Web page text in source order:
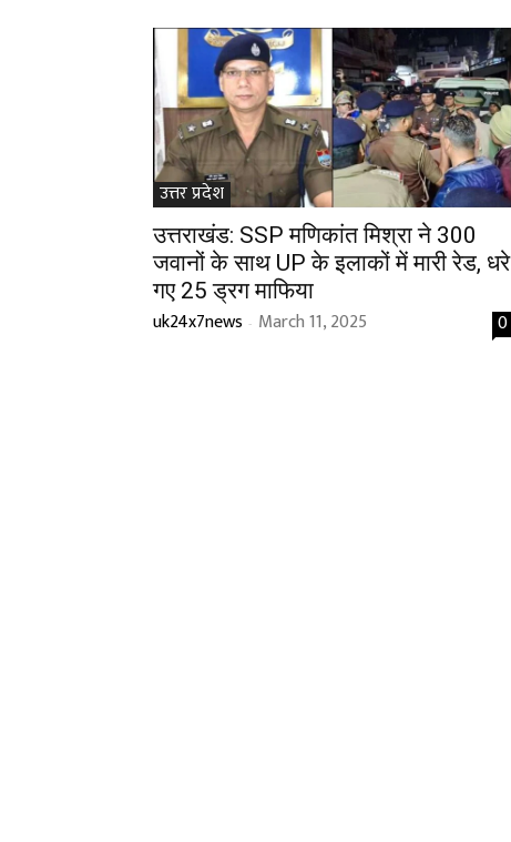
उत्तर प्रदेश
उत्तराखंड: SSP मणिकांत मिश्रा ने 300
जवानों के साथ UP के इलाकों में मारी रेड, धरे
गए 25 ड्रग माफिया
uk24x7news - March 11, 2025 0